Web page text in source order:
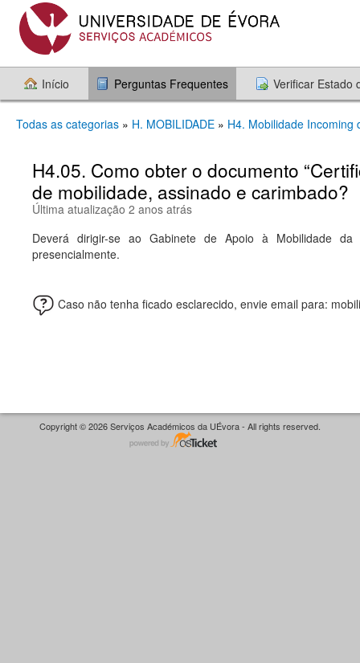
Início Perguntas Frequentes Verificar Estado
Todas as categorias » H. MOBILIDADE » H4. Mobilidade Incoming
H4.05. Como obter o documento
de mobilidade, assinado e carimbado?
Última atualização 2 anos atrás
Deverá dirigir-se ao Gabinete de Apoio à Mobilidade
presencialmente.
Caso não tenha ficado esclarecido, envie email para:
Copyright © 2026 Serviços Académicos da UÉvora - All rights reserved.